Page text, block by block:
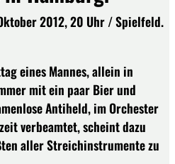
2012, 20 Uhr / Spielfeld.
eines Mannes, allein in
mit ein paar Bier und
Antiheld, im Orchester
verbeamtet, scheint dazu
aller Streichinstrumente zu